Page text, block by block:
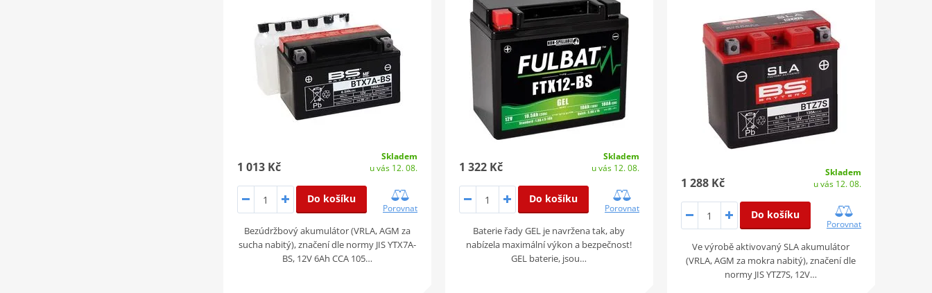
1 013 Kč
Skladem
u vás 12. 08.
Do košíku
Porovnat
Bezúdržbový akumulátor (VRLA, AGM za
sucha nabitý), značení dle normy JIS YTX7A-
BS, 12V 6Ah CCA 105…
1 322 Kč
Skladem
u vás 12. 08.
Do košíku
Porovnat
Baterie řady GEL je navržena tak, aby
nabízela maximální výkon a bezpečnost!
GEL baterie, jsou…
1 288 Kč
Skladem
u vás 12. 08.
Do košíku
Porovnat
Ve výrobě aktivovaný SLA akumulátor
(VRLA, AGM za mokra nabitý), značení dle
normy JIS YTZ7S, 12V…